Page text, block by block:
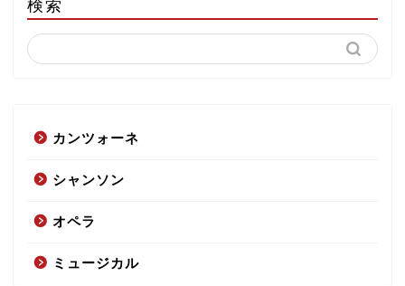
検索
カンツォーネ
シャンソン
オペラ
ミュージカル